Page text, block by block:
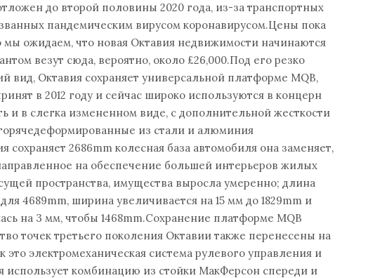
до второй половины 2020 года, из-за транспортных
пандемическим вирусом коронавирусом.Цены пока
мы ожидаем, что новая Октавия недвижимости начинаются
везут сюда, вероятно, около £26,000.Под его резко
вид, Октавия сохраняет универсальной платформе MQB,
в 2012 году и сейчас широко используются в концерн
и в слегка измененном виде, с дополнительной жесткости
из стали и алюминия
сохраняет 2686mm колесная база автомобиля она заменяет,
на обеспечение большей интерьеров жилых
пространства, имущества выросла умеренно; длина
4689mm, ширина увеличивается на 15 мм до 1829mm и
на 3 мм, чтобы 1468mm.Сохранение платформе MQB
точек третьего поколения Октавии также перенесены на
это электромеханическая система рулевого управления и
использует комбинацию из стойки МакФерсон спереди и